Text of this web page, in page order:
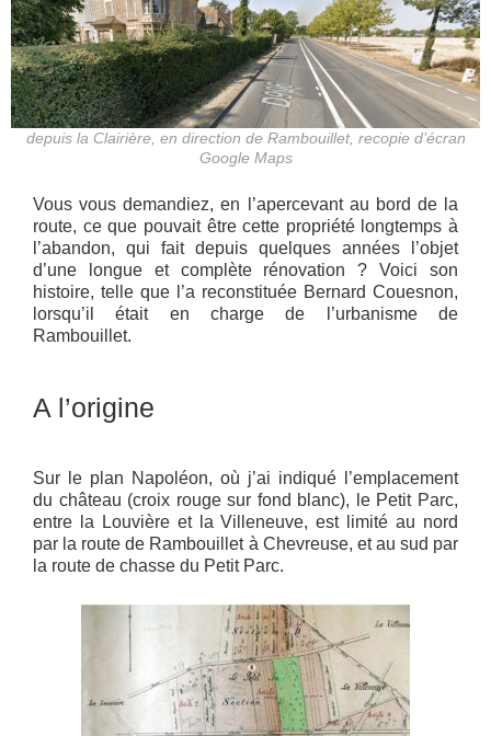
depuis la Clairière, en direction de Rambouillet, recopie d’écran
Google Maps
Vous vous demandiez, en l’apercevant au bord de la
route, ce que pouvait être cette propriété longtemps à
l’abandon, qui fait depuis quelques années l’objet
d’une longue et complète rénovation ? Voici son
histoire, telle que l’a reconstituée Bernard Couesnon,
lorsqu’il était en charge de l’urbanisme de
Rambouillet.
A l’origine
Sur le plan Napoléon, où j’ai indiqué l’emplacement
du château (croix rouge sur fond blanc), le Petit Parc,
entre la Louvière et la Villeneuve, est limité au nord
par la route de Rambouillet à Chevreuse, et au sud par
la route de chasse du Petit Parc.